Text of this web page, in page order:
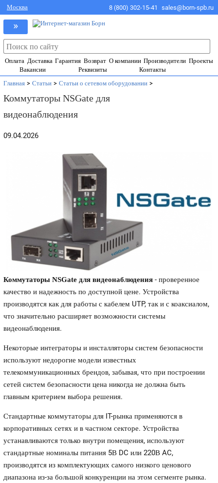
Москва 8 (800) 302-15-41 sales@born-spb.ru
»
Оплата Доставка Гарантия Возврат О компании Производители Проекты
Вакансии
Реквизиты
Контакты
Главная > Статьи > Статьи о сетевом оборудовании >
Коммутаторы NSGate для
видеонаблюдения
09.04.2026
Коммутаторы NSGate для видеонаблюдения - проверенное
качество и надежность по доступной цене. Устройства
производятся как для работы с кабелем UTP, так и с коаксиалом,
что значительно расширяет возможности системы
видеонаблюдения.
Некоторые интеграторы и инсталляторы систем безопасности
используют недорогие модели известных
телекоммуникационных брендов, забывая, что при построении
сетей систем безопасности цена никогда не должна быть
главным критерием выбора решения.
Стандартные коммутаторы для IT-рынка применяются в
корпоративных сетях и в частном секторе. Устройства
устанавливаются только внутри помещения, используют
стандартные номиналы питания 5В DC или 220В AC,
производятся из комплектующих самого низкого ценового
диапазона из-за большой конкуренции на этом сегменте рынка.